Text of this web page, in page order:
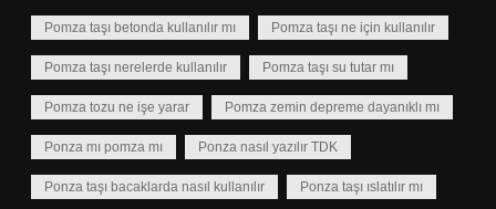
Pomza taşı betonda kullanılır mı Pomza taşı ne için kullanılır
Pomza taşı nerelerde kullanılır Pomza taşı su tutar mı
Pomza tozu ne işe yarar Pomza zemin depreme dayanıklı mı
Ponza mı pomza mı Ponza nasıl yazılır TDK
Ponza taşı bacaklarda nasıl kullanılır Ponza taşı ıslatılır mı